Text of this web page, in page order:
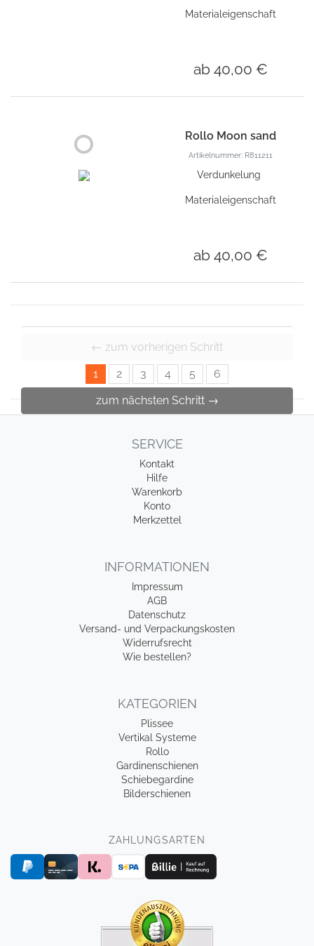
Materialeigenschaft
ab 40,00 €
Rollo Moon sand
Artikelnummer: R811211
Verdunkelung
Materialeigenschaft
ab 40,00 €
← zum vorherigen Schritt
1
2 3 4 5
6
zum nächsten Schritt →
SERVICE
Kontakt
Hilfe
Warenkorb
Konto
Merkzettel
INFORMATIONEN
Impressum
AGB
Datenschutz
Versand- und Verpackungskosten
Widerrufsrecht
Wie bestellen?
KATEGORIEN
Plissee
Vertikal Systeme
Rollo
Gardinenschienen
Schiebegardine
Bilderschienen
ZAHLUNGSARTEN